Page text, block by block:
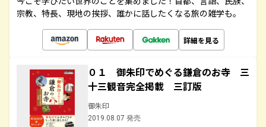
宗教、特長、現地の挨拶、誰かに話したくなる旅の雑学も。
詳細を見る
０１ 御朱印でめぐる鎌倉のお寺 三
十三観音完全掲載 三訂版
御朱印
2019.08.07 発売